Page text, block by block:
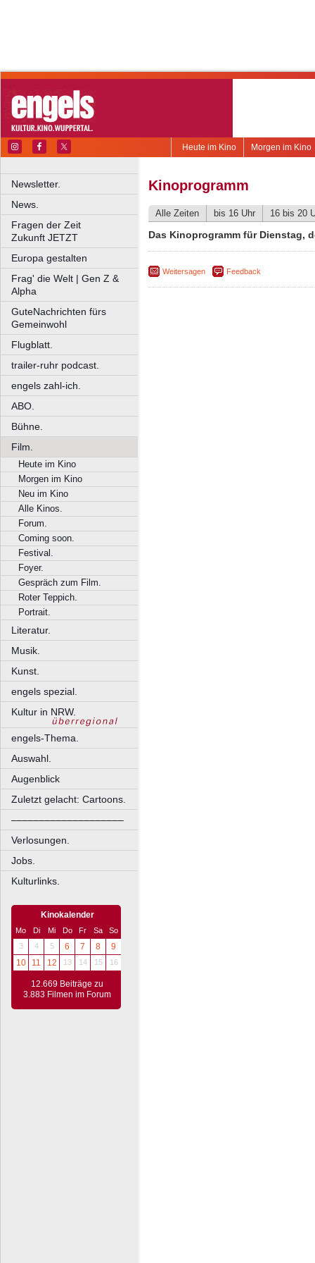
Morgen im Kino
Heute im Kino
Newsletter.
News.
Fragen der Zeit
Zukunft JETZT
Europa gestalten
Frag' die Welt | Gen Z &
Alpha
GuteNachrichten fürs
Gemeinwohl
Flugblatt.
trailer-ruhr podcast.
engels zahl-ich.
ABO.
Bühne.
Film.
Heute im Kino
Morgen im Kino
Neu im Kino
Alle Kinos.
Forum.
Coming soon.
Festival.
Foyer.
Gespräch zum Film.
Roter Teppich.
Portrait.
Literatur.
Musik.
Kunst.
engels spezial.
Kultur in NRW.
engels-Thema.
Auswahl.
Augenblick
Zuletzt gelacht: Cartoons.
––––––––––––––––––––
Verlosungen.
Jobs.
Kulturlinks.
Kinokalender
Mo Di Mi Do Fr Sa
So
3
4 5 6 7 8
9
10
11 12 13 14 15 16
12.669 Beiträge zu
3.883 Filmen im Forum
Kinoprogramm
Alle Zeiten bis 16 Uhr 16 bis 20
Das Kinoprogramm für Dienstag,
Weitersagen Feedback